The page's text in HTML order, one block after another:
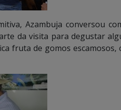
Azambuja conversou
da visita para degustar
fruta de gomos